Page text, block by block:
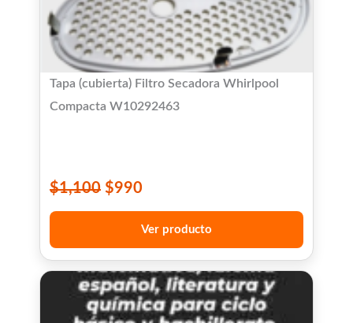
Tapa (cubierta) Filtro Secadora Whirlpool
Compacta W10292463
$1,100 $990
Ver producto